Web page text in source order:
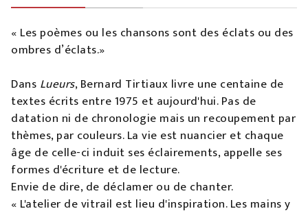
« Les poèmes ou les chansons sont des éclats ou des
ombres d’éclats.»
Dans Lueurs, Bernard Tirtiaux livre une centaine de
textes écrits entre 1975 et aujourd'hui. Pas de
datation ni de chronologie mais un recoupement par
thèmes, par couleurs. La vie est nuancier et chaque
âge de celle-ci induit ses éclairements, appelle ses
formes d'écriture et de lecture.
Envie de dire, de déclamer ou de chanter.
« L'atelier de vitrail est lieu d'inspiration. Les mains y